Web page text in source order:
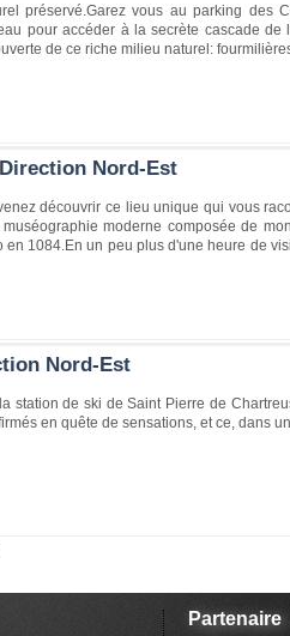
préservé.Garez vous au parking des
pour accéder à la secrète cascade de
de ce riche milieu naturel:
Nord-Est
découvrir ce lieu unique qui vous
moderne composée de
1084.En un peu plus d'une heure de
Nord-Est
station de ski de Saint Pierre de
en quête de sensations, et ce, dans
Partenaire